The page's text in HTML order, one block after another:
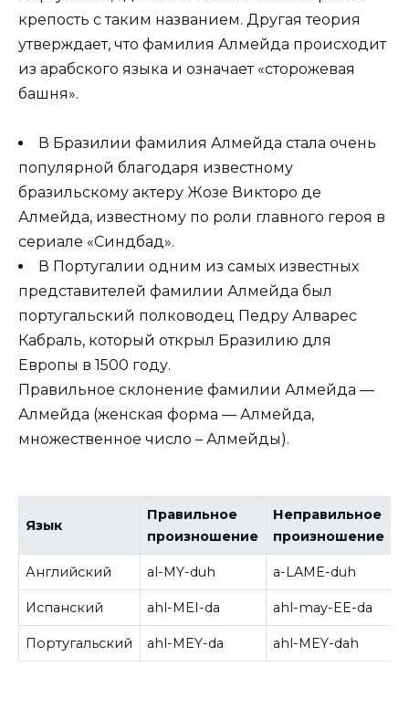
крепость с таким названием. Другая теория
утверждает, что фамилия Алмейда происходит
из арабского языка и означает «сторожевая
башня».
В Бразилии фамилия Алмейда стала очень
популярной благодаря известному
бразильскому актеру Жозе Викторо де
Алмейда, известному по роли главного героя в
сериале «Синдбад».
В Португалии одним из самых известных
представителей фамилии Алмейда был
португальский полководец Педру Алварес
Кабраль, который открыл Бразилию для
Европы в 1500 году.
Правильное склонение фамилии Алмейда —
Алмейда (женская форма — Алмейда,
множественное число – Алмейды).
Язык
Правильное
произношение
Неправильное
произношение
Английский al-MY-duh a-LAME-duh
Испанский ahl-MEI-da ahl-may-EE-da
Португальский ahl-MEY-da ahl-MEY-dah